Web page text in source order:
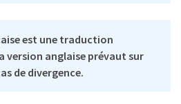
est une traduction
version anglaise prévaut sur
de divergence.